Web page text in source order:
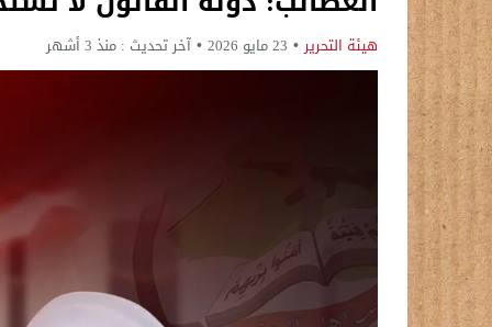
سند: السياسيون يُجلبون للمحاكم بتهم
هيئة التحرير 23 مايو 2026 آخر تحديث : منذ 3 أشهر